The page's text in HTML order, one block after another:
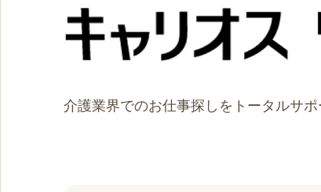
介護業界でのお仕事探しをトータルサ